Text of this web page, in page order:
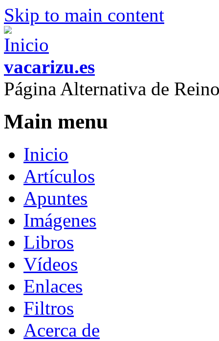
Skip to main content
vacarizu.es
Página Alternativa de
Main menu
Inicio
Artículos
Apuntes
Imágenes
Libros
Vídeos
Enlaces
Filtros
Acerca de